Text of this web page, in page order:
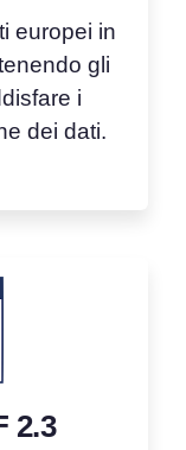
europei in
gli
i
dei dati.
2.3